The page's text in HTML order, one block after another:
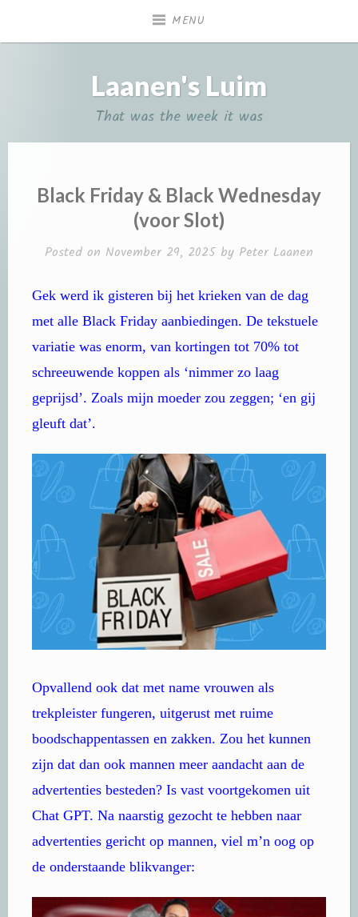
MENU
Laanen's Luim
That was the week it was
Black Friday & Black Wednesday
(voor Slot)
Posted on November 29, 2025by Peter Laanen
Gek werd ik gisteren bij het krieken van de dag
met alle Black Friday aanbiedingen. De tekstuele
variatie was enorm, van kortingen tot 70% tot
schreeuwende koppen als ‘nimmer zo laag
geprijsd’. Zoals mijn moeder zou zeggen; ‘en gij
gleuft dat’.
Opvallend ook dat met name vrouwen als
trekpleister fungeren, uitgerust met ruime
boodschappentassen en zakken. Zou het kunnen
zijn dat dan ook mannen meer aandacht aan de
advertenties besteden? Is vast voortgekomen uit
Chat GPT. Na naarstig gezocht te hebben naar
advertenties gericht op mannen, viel m’n oog op
de onderstaande blikvanger: